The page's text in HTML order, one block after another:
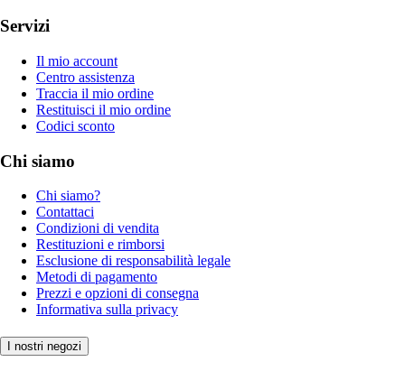
Servizi
Il mio account
Centro assistenza
Traccia il mio ordine
Restituisci il mio ordine
Codici sconto
Chi siamo
Chi siamo?
Contattaci
Condizioni di vendita
Restituzioni e rimborsi
Esclusione di responsabilità legale
Metodi di pagamento
Prezzi e opzioni di consegna
Informativa sulla privacy
I nostri negozi